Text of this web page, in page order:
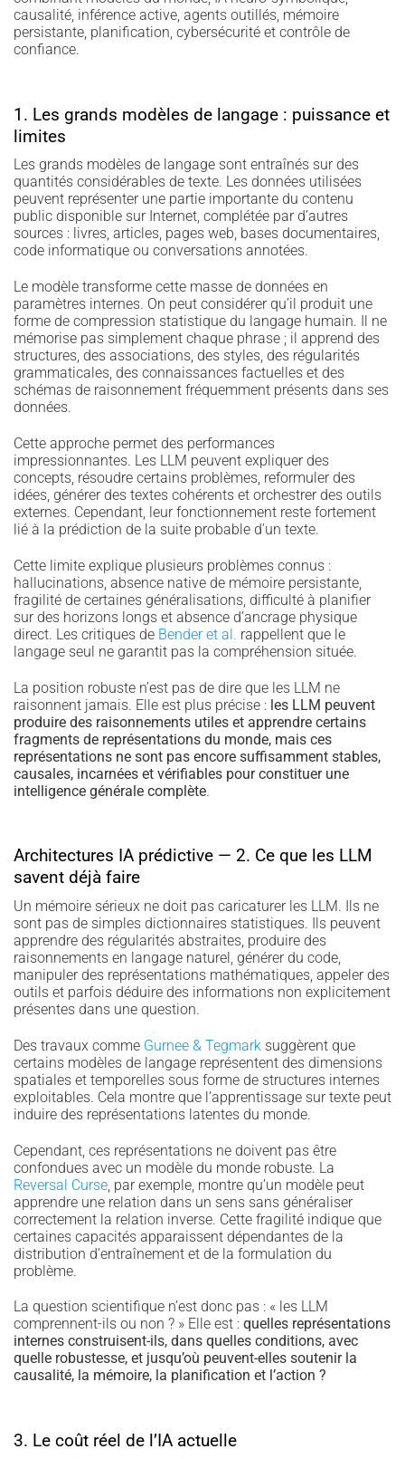
causalité, inférence active, agents outillés, mémoire
persistante, planification, cybersécurité et contrôle de
confiance.
1. Les grands modèles de langage : puissance et
limites
Les grands modèles de langage sont entraînés sur des
quantités considérables de texte. Les données utilisées
peuvent représenter une partie importante du contenu
public disponible sur Internet, complétée par d’autres
sources : livres, articles, pages web, bases documentaires,
code informatique ou conversations annotées.
Le modèle transforme cette masse de données en
paramètres internes. On peut considérer qu’il produit une
forme de compression statistique du langage humain. Il ne
mémorise pas simplement chaque phrase ; il apprend des
structures, des associations, des styles, des régularités
grammaticales, des connaissances factuelles et des
schémas de raisonnement fréquemment présents dans ses
données.
Cette approche permet des performances
impressionnantes. Les LLM peuvent expliquer des
concepts, résoudre certains problèmes, reformuler des
idées, générer des textes cohérents et orchestrer des outils
externes. Cependant, leur fonctionnement reste fortement
lié à la prédiction de la suite probable d’un texte.
Cette limite explique plusieurs problèmes connus :
hallucinations, absence native de mémoire persistante,
fragilité de certaines généralisations, difficulté à planifier
sur des horizons longs et absence d’ancrage physique
direct. Les critiques de Bender et al. rappellent que le
langage seul ne garantit pas la compréhension située.
La position robuste n’est pas de dire que les LLM ne
raisonnent jamais. Elle est plus précise : les LLM peuvent
produire des raisonnements utiles et apprendre certains
fragments de représentations du monde, mais ces
représentations ne sont pas encore suffisamment stables,
causales, incarnées et vérifiables pour constituer une
intelligence générale complète.
Architectures IA prédictive — 2. Ce que les LLM
savent déjà faire
Un mémoire sérieux ne doit pas caricaturer les LLM. Ils ne
sont pas de simples dictionnaires statistiques. Ils peuvent
apprendre des régularités abstraites, produire des
raisonnements en langage naturel, générer du code,
manipuler des représentations mathématiques, appeler des
outils et parfois déduire des informations non explicitement
présentes dans une question.
Des travaux comme Gurnee & Tegmark suggèrent que
certains modèles de langage représentent des dimensions
spatiales et temporelles sous forme de structures internes
exploitables. Cela montre que l’apprentissage sur texte peut
induire des représentations latentes du monde.
Cependant, ces représentations ne doivent pas être
confondues avec un modèle du monde robuste. La
Reversal Curse , par exemple, montre qu’un modèle peut
apprendre une relation dans un sens sans généraliser
correctement la relation inverse. Cette fragilité indique que
certaines capacités apparaissent dépendantes de la
distribution d’entraînement et de la formulation du
problème.
La question scientifique n’est donc pas : « les LLM
comprennent-ils ou non ? » Elle est : quelles représentations
internes construisent-ils, dans quelles conditions, avec
quelle robustesse, et jusqu’où peuvent-elles soutenir la
causalité, la mémoire, la planification et l’action ?
3. Le coût réel de l’IA actuelle